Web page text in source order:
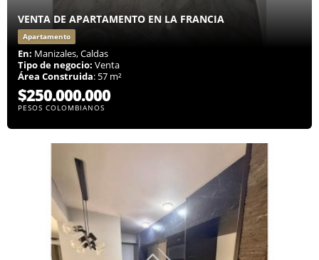
VENTA DE APARTAMENTO EN LA FRANCIA
Apartamento
En: Manizales, Caldas
Tipo de negocio: Venta
Área Construida: 57 m²
$250.000.000
PESOS COLOMBIANOS